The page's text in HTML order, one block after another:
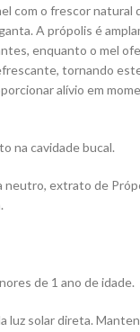
com o frescor natural
A própolis é
enquanto o mel
tornando
alívio em
na cavidade bucal.
neutro, extrato de
de 1 ano de idade.
luz solar direta.